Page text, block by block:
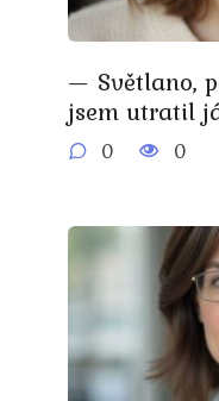
— Světlano,
jsem utratil
0 0